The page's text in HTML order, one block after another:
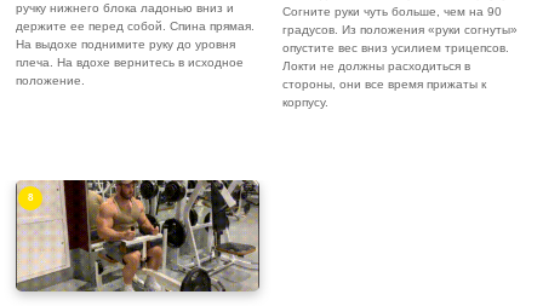
Согните руки чуть больше, чем на 90
градусов. Из положения «руки согнуты»
опустите вес вниз усилием трицепсов.
Локти не должны расходиться в
стороны, они все время прижаты к
корпусу.
ручку нижнего блока ладонью вниз и
держите ее перед собой. Спина прямая.
На выдохе поднимите руку до уровня
плеча. На вдохе вернитесь в исходное
положение.
8